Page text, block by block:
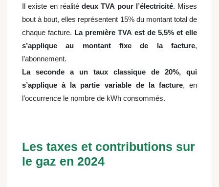
Il existe en réalité deux TVA pour l’électricité. Mises
bout à bout, elles représentent 15% du montant total de
chaque facture. La première TVA est de 5,5% et elle
s’applique au montant fixe de la facture,
l’abonnement.
La seconde a un taux classique de 20%, qui
s’applique à la partie variable de la facture, en
l’occurrence le nombre de kWh consommés.
Les taxes et contributions sur
le gaz en 2024